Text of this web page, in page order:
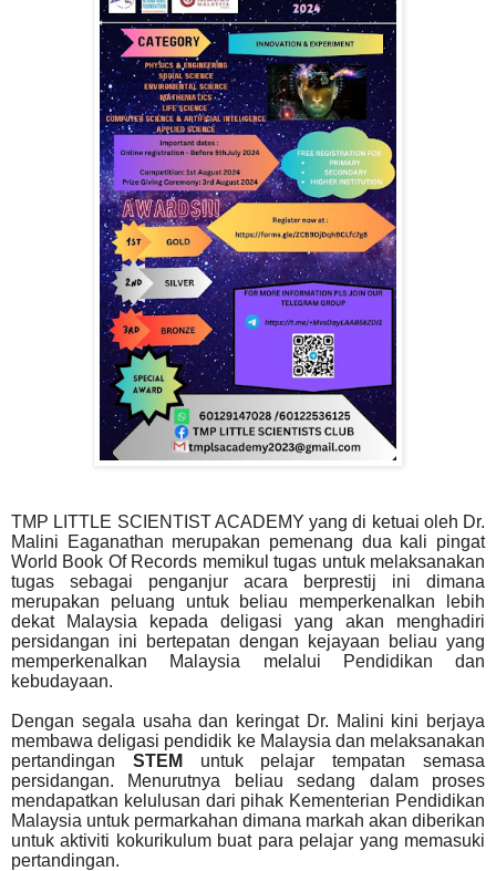
TMP LITTLE SCIENTIST ACADEMY yang di ketuai oleh Dr.
Malini Eaganathan merupakan pemenang dua kali pingat
World Book Of Records memikul tugas untuk melaksanakan
tugas sebagai penganjur acara berprestij ini dimana
merupakan peluang untuk beliau memperkenalkan lebih
dekat Malaysia kepada deligasi yang akan menghadiri
persidangan ini bertepatan dengan kejayaan beliau yang
memperkenalkan Malaysia melalui Pendidikan dan
kebudayaan.
Dengan segala usaha dan keringat Dr. Malini kini berjaya
membawa deligasi pendidik ke Malaysia dan melaksanakan
pertandingan STEM untuk pelajar tempatan semasa
persidangan. Menurutnya beliau sedang dalam proses
mendapatkan kelulusan dari pihak Kementerian Pendidikan
Malaysia untuk permarkahan dimana markah akan diberikan
untuk aktiviti kokurikulum buat para pelajar yang memasuki
pertandingan.